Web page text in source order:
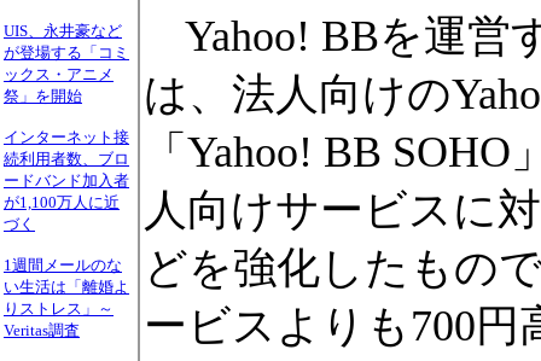
UIS、永井豪など
が登場する「コミ
ックス・アニメ
祭」を開始
インターネット接
続利用者数、ブロ
ードバンド加入者
が1,100万人に近
づく
1週間メールのな
い生活は「離婚よ
りストレス」～
Veritas調査
Yahoo! BBを運営
は、法人向けの
「Yahoo! BB
人向けサービスに
どを強化したもの
ービスよりも700円